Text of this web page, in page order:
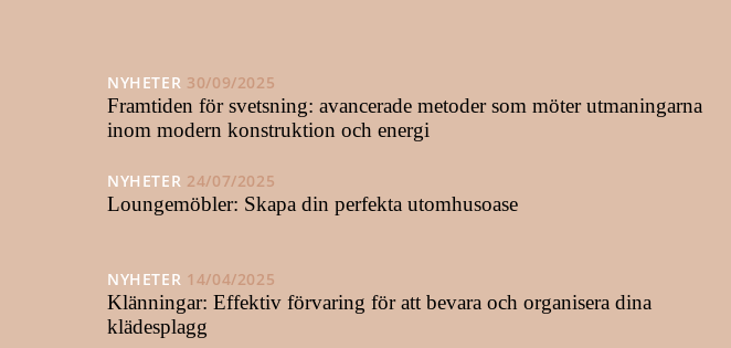
NYHETER 30/09/2025
Framtiden för svetsning: avancerade metoder som möter utmaningarna
inom modern konstruktion och energi
NYHETER 24/07/2025
Loungemöbler: Skapa din perfekta utomhusoase
NYHETER 14/04/2025
Klänningar: Effektiv förvaring för att bevara och organisera dina
klädesplagg